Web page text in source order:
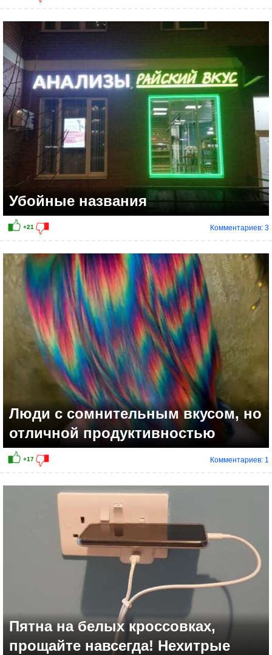
+27
Убойные названия
Комментариев: 3
Люди с сомнительным вкусом, но
отличной продуктивностью
Комментариев: 1
Пятна на белых кроссовках,
прощайте навсегда! Нехитрые